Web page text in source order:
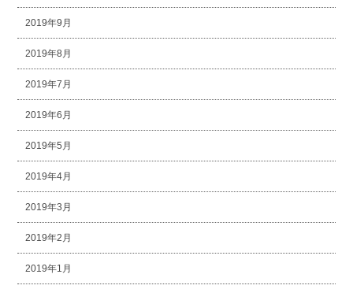
2019年9月
2019年8月
2019年7月
2019年6月
2019年5月
2019年4月
2019年3月
2019年2月
2019年1月